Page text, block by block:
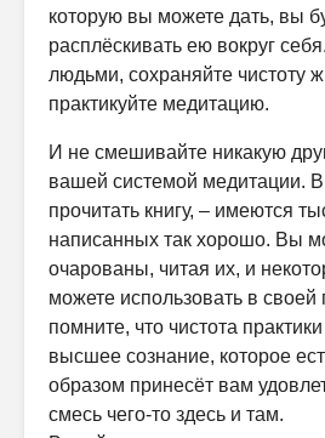
которую вы можете дать, вы
расплёскивать ею вокруг
людьми, сохраняйте чистоту
практикуйте медитацию.
И не смешивайте никакую
вашей системой медитации.
прочитать книгу, – имеются
написанных так хорошо. Вы
очарованы, читая их, и
можете использовать в своей
помните, что чистота
высшее сознание, которое
образом принесёт вам
смесь чего-то здесь и там.